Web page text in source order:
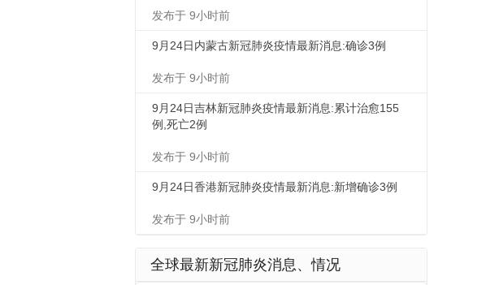
发布于 9小时前
9月24日内蒙古新冠肺炎疫情最新消息:确诊3例
发布于 9小时前
9月24日吉林新冠肺炎疫情最新消息:累计治愈155
例,死亡2例
发布于 9小时前
9月24日香港新冠肺炎疫情最新消息:新增确诊3例
发布于 9小时前
全球最新新冠肺炎消息、情况